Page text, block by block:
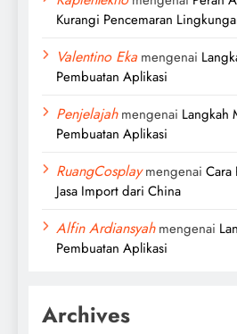
Kurangi Pencemaran
Valentino Eka mengenai
Pembuatan Aplikasi
Penjelajahmengenai Langkah
Pembuatan Aplikasi
RuangCosplaymengenai Cara
Jasa Import dari China
Alfin Ardiansyahmengenai
Pembuatan Aplikasi
Archives